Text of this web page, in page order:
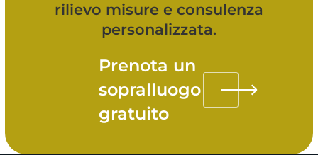
rilievo misure e consulenza
personalizzata.
Prenota un
sopralluogo
gratuito